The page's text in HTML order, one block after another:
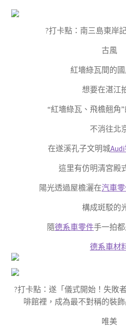
?打卡點：南三島東岸
古風
紅墻綠瓦間的
想要在湛江
“紅墻綠瓦、飛檐翹角
不消往北
在遂溪孔子文明城
這里有仿明清宮殿
陽光透過屋檐灑在汽車
構成斑駁的
隨德系車零件手一拍
德系車材
?打卡點：遂「儀式開始！失敗
啡館裡，成為最不對稱的裝
唯美